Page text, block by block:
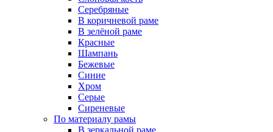
Серебряные
В коричневой раме
В зелёной раме
Красные
Шампань
Бежевые
Синие
Хром
Серые
Сиреневые
По материалу рамы
В зеркальной раме